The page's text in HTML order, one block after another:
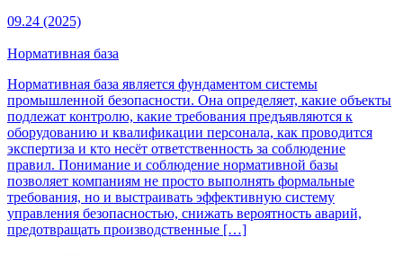
09.24 (2025)
Нормативная база
Нормативная база является фундаментом системы
промышленной безопасности. Она определяет, какие объекты
подлежат контролю, какие требования предъявляются к
оборудованию и квалификации персонала, как проводится
экспертиза и кто несёт ответственность за соблюдение
правил. Понимание и соблюдение нормативной базы
позволяет компаниям не просто выполнять формальные
требования, но и выстраивать эффективную систему
управления безопасностью, снижать вероятность аварий,
предотвращать производственные […]